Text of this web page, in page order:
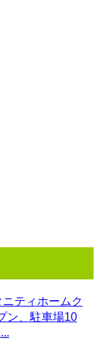
ニティホームク
ン、駐車場10